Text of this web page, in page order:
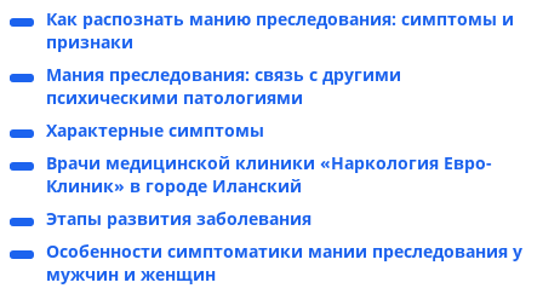
Как распознать манию преследования: симптомы и
признаки
Мания преследования: связь с другими
психическими патологиями
Характерные симптомы
Врачи медицинской клиники «Наркология Евро-
Клиник» в городе Иланский
Этапы развития заболевания
Особенности симптоматики мании преследования у
мужчин и женщин